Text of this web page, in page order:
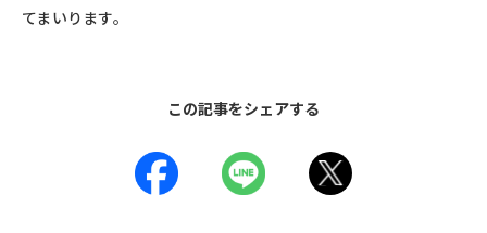
てまいります。
この記事をシェアする